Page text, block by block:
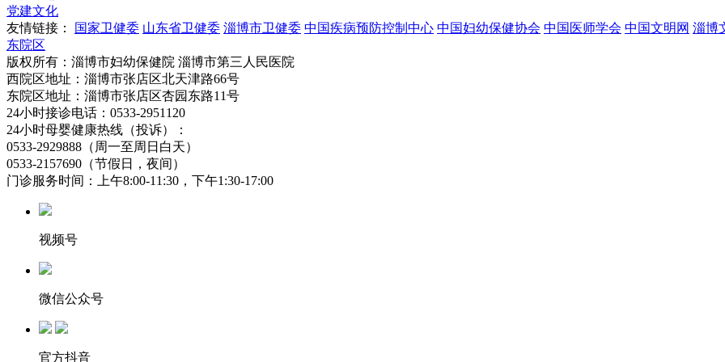
党建文化
友情链接：
国家卫健委 山东省卫健委 淄博市卫健委 中国疾病预防控制中心 中国妇幼保健协会 中国医师学会 中国文明网 淄博
东院区
版权所有：淄博市妇幼保健院 淄博市第三人民医院
西院区地址：淄博市张店区北天津路66号
东院区地址：淄博市张店区杏园东路11号
24小时接诊电话：0533-2951120
24小时母婴健康热线（投诉）：
0533-2929888（周一至周日白天）
0533-2157690（节假日，夜间）
门诊服务时间：上午8:00-11:30，下午1:30-17:00
视频号
微信公众号
官方抖音